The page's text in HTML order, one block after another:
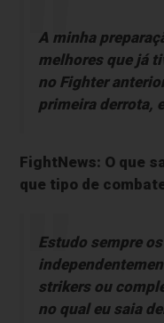
A minha
melhores que já
no Fighter
primeira derrota,
FightNews: O que
que tipo de
Estudo sempre
strikers ou
no qual eu saia